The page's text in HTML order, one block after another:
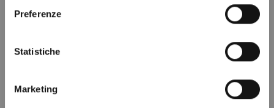
Preferenze
Statistiche
Marketing